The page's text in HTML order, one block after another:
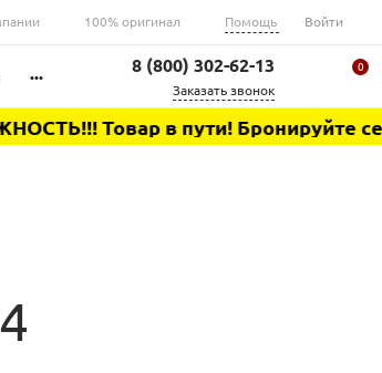
100% оригинал Помощь Войти
... 8 (800) 302-62-13
Заказать звонок
0
Товар в пути! Бронируйте